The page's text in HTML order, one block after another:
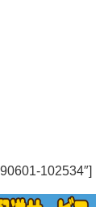
102534″]